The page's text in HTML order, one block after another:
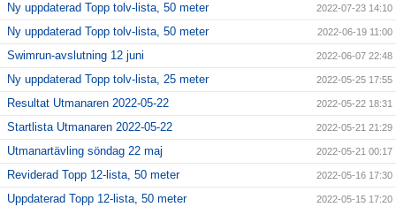
Ny uppdaterad Topp tolv-lista, 50 meter 2022-07-23 14:10
Ny uppdaterad Topp tolv-lista, 50 meter 2022-06-19 11:00
Swimrun-avslutning 12 juni 2022-06-07 22:48
Ny uppdaterad Topp tolv-lista, 25 meter 2022-05-25 17:55
Resultat Utmanaren 2022-05-22 2022-05-22 18:31
Startlista Utmanaren 2022-05-22 2022-05-21 21:29
Utmanartävling söndag 22 maj 2022-05-21 00:17
Reviderad Topp 12-lista, 50 meter 2022-05-16 17:30
Uppdaterad Topp 12-lista, 50 meter 2022-05-15 17:20